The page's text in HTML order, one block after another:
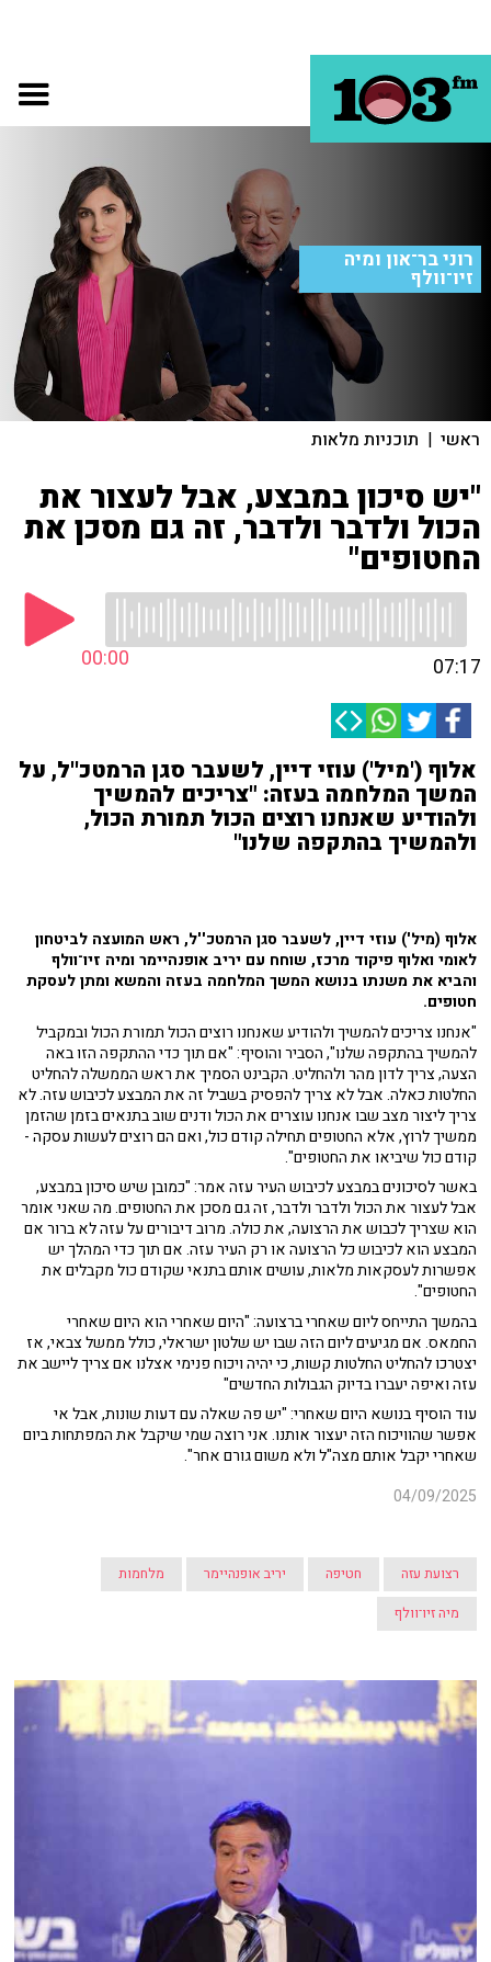
רוני בר־און ומיה
זיו־וולף
ראשי | תוכניות מלאות
"יש סיכון במבצע, אבל לעצור את
הכול ולדבר ולדבר, זה גם מסכן את
החטופים"
00:00 07:17
אלוף ('מיל') עוזי דיין, לשעבר סגן הרמטכ''ל, על
המשך המלחמה בעזה: "צריכים להמשיך
ולהודיע שאנחנו רוצים הכול תמורת הכול,
ולהמשיך בהתקפה שלנו"
אלוף (מיל') עוזי דיין, לשעבר סגן הרמטכ''ל, ראש המועצה לביטחון
לאומי ואלוף פיקוד מרכז, שוחח עם יריב אופנהיימר ומיה זיו־וולף
והביא את משנתו בנושא המשך המלחמה בעזה והמשא ומתן לעסקת
חטופים.
"אנחנו צריכים להמשיך ולהודיע שאנחנו רוצים הכול תמורת הכול ובמקביל
להמשיך בהתקפה שלנו", הסביר והוסיף: "אם תוך כדי ההתקפה הזו באה
הצעה, צריך לדון מהר ולהחליט. הקבינט הסמיך את ראש הממשלה להחליט
החלטות כאלה. אבל לא צריך להפסיק בשביל זה את המבצע לכיבוש עזה. לא
צריך ליצור מצב שבו אנחנו עוצרים את הכול ודנים שוב בתנאים בזמן שהזמן
ממשיך לרוץ, אלא החטופים תחילה קודם כול, ואם הם רוצים לעשות עסקה -
קודם כול שיביאו את החטופים".
באשר לסיכונים במבצע לכיבוש העיר עזה אמר: "כמובן שיש סיכון במבצע,
אבל לעצור את הכול ולדבר ולדבר, זה גם מסכן את החטופים. מה שאני אומר
הוא שצריך לכבוש את הרצועה, את כולה. מרוב דיבורים על עזה לא ברור אם
המבצע הוא לכיבוש כל הרצועה או רק העיר עזה. אם תוך כדי המהלך יש
אפשרות לעסקאות מלאות, עושים אותם בתנאי שקודם כול מקבלים את
החטופים".
בהמשך התייחס ליום שאחרי ברצועה: "היום שאחרי הוא היום שאחרי
החמאס. אם מגיעים ליום הזה שבו יש שלטון ישראלי, כולל ממשל צבאי, אז
יצטרכו להחליט החלטות קשות, כי יהיה ויכוח פנימי אצלנו אם צריך ליישב את
עזה ואיפה יעברו בדיוק הגבולות החדשים"
עוד הוסיף בנושא היום שאחרי: "יש פה שאלה עם דעות שונות, אבל אי
אפשר שהוויכוח הזה יעצור אותנו. אני רוצה שמי שיקבל את המפתחות ביום
שאחרי יקבל אותם מצה"ל ולא משום גורם אחר".
04/09/2025
רצועת עזה חטיפה יריב אופנהיימר
מלחמות
מיה זיו־וולף